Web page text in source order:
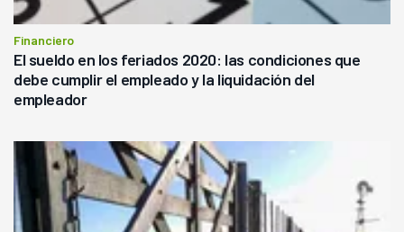
Financiero
El sueldo en los feriados 2020: las condiciones que
debe cumplir el empleado y la liquidación del
empleador